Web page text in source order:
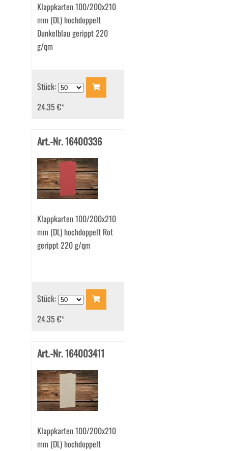
Klappkarten 100/200x210
mm (DL) hochdoppelt
Dunkelblau gerippt 220
g/qm
Stück:
24.35 €*
Art.-Nr. 16400336
Klappkarten 100/200x210
mm (DL) hochdoppelt Rot
gerippt 220 g/qm
Stück:
24.35 €*
Art.-Nr. 164003411
Klappkarten 100/200x210
mm (DL) hochdoppelt